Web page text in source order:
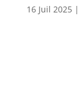
16 Juil 2025|